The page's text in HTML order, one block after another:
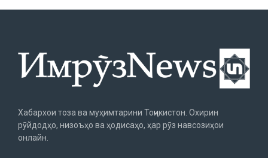
Хабархои тоза ва муҳимтарини Тоҷикистон. Охирин
рӯйдодҳо, низоъҳо ва ҳодисаҳо, ҳар рӯз навсозиҳои
онлайн.